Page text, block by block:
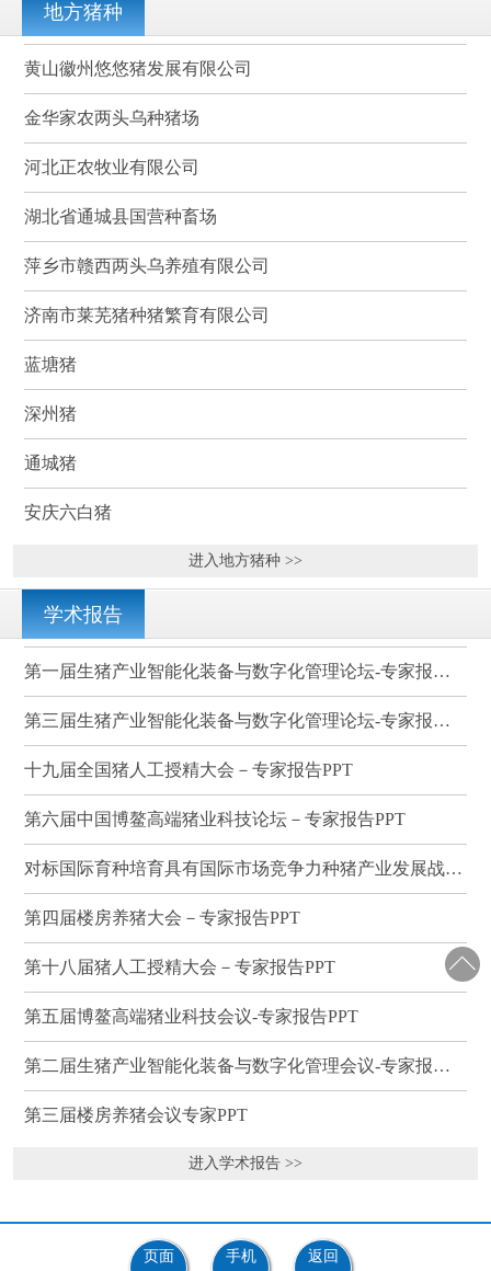
地方猪种
黄山徽州悠悠猪发展有限公司
金华家农两头乌种猪场
河北正农牧业有限公司
湖北省通城县国营种畜场
萍乡市赣西两头乌养殖有限公司
济南市莱芜猪种猪繁育有限公司
蓝塘猪
深州猪
通城猪
安庆六白猪
进入地方猪种 >>
学术报告
第一届生猪产业智能化装备与数字化管理论坛-专家报告PPT
第三届生猪产业智能化装备与数字化管理论坛-专家报告PPT
十九届全国猪人工授精大会－专家报告PPT
第六届中国博鳌高端猪业科技论坛－专家报告PPT
对标国际育种培育具有国际市场竞争力种猪产业发展战略研讨会－专家报告PPT
第四届楼房养猪大会－专家报告PPT
第十八届猪人工授精大会－专家报告PPT
第五届博鳌高端猪业科技会议-专家报告PPT
第二届生猪产业智能化装备与数字化管理会议-专家报告PPT
第三届楼房养猪会议专家PPT
进入学术报告 >>
页面 手机 返回